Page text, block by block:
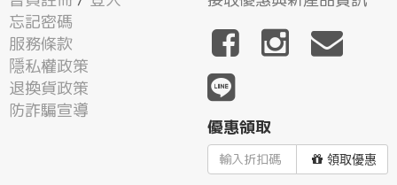
忘記密碼
服務條款
隱私權政策
退換貨政策
防詐騙宣導
優惠領取
領取優惠